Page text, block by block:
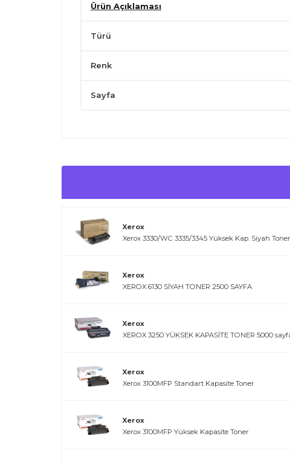
Ürün Açıklaması
Türü
Renk
Sayfa
Xerox
Xerox 3330/WC 3335/3345 Yüksek Kap. Siyah Toner
Xerox
XEROX 6130 SİYAH TONER 2500 SAYFA
Xerox
XEROX 3250 YÜKSEK KAPASİTE TONER 5000
Xerox
Xerox 3100MFP Standart Kapasite Toner
Xerox
Xerox 3100MFP Yüksek Kapasite Toner